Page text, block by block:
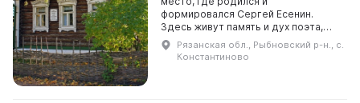
формировался Сергей Есенин.
Здесь живут память и дух поэта,
восхищение его творчеством и
любовь к природе. Это место до
Рязанская обл., Рыбновский р-н., с.
Константиново